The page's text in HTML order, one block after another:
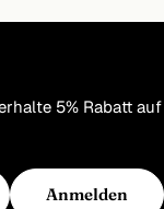
5% Rabatt auf
Anmelden